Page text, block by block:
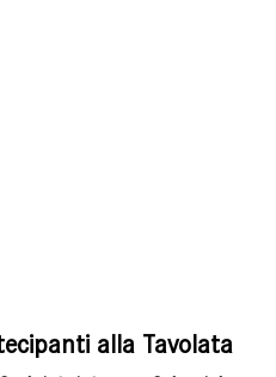
alla Tavolata